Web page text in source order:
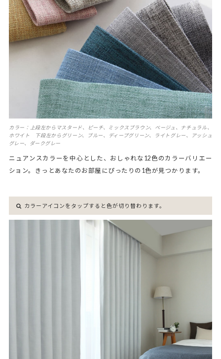
カラー：上段左からマスタード、ピーチ、ミックスブラウン、ベージュ、ナチュラル、
ホワイト 下段左からグリーン、ブルー、ディープグリーン、ライトグレー、アッシュ
グレー、ダークグレー
ニュアンスカラーを中心とした、おしゃれな12色のカラーバリエー
ション。きっとあなたのお部屋にぴったりの1色が見つかります。
カラーアイコンをタップすると色が切り替わります。